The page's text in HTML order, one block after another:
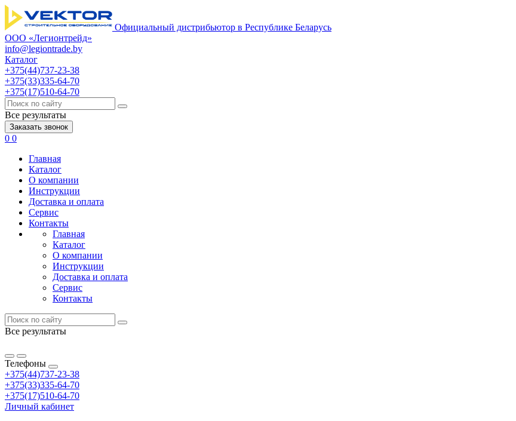
Официальный дистрибьютор в Республике Беларусь
ООО «Легионтрейд»
info@legiontrade.by
Каталог
+375(44)737-23-38
+375(33)335-64-70
+375(17)510-64-70
Все результаты
Заказать звонок
0 0
Главная
Каталог
О компании
Инструкции
Доставка и оплата
Сервис
Контакты
Главная
Каталог
О компании
Инструкции
Доставка и оплата
Сервис
Контакты
Все результаты
Телефоны
+375(44)737-23-38
+375(33)335-64-70
+375(17)510-64-70
Личный кабинет